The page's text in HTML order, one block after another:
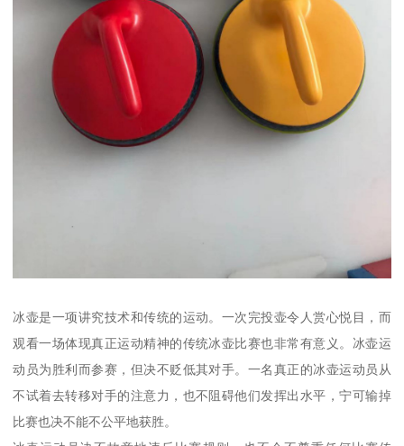
冰壶是一项讲究技术和传统的运动。一次完投壶令人赏心悦目，而
观看一场体现真正运动精神的传统冰壶比赛也非常有意义。冰壶运
动员为胜利而参赛，但决不贬低其对手。一名真正的冰壶运动员从
不试着去转移对手的注意力，也不阻碍他们发挥出水平，宁可输掉
比赛也决不能不公平地获胜。